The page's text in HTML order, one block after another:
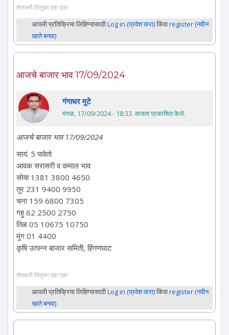
शेतकरी तितुका एक एक!
आपली प्रतिक्रिया लिहिण्यासाठीLog in (प्रवेश करा)किंवाregister (नवीन
खाते बनवा)
आजचे बाजार भाव 17/09/2024
गंगाधर मुटे
मंगळ, 17/09/2024 - 18:33. वाजता प्रकाशित केले.
आजचे बाजार भाव 17/09/2024
सायं. 5 पावेतो
आवक सरासरी व कमाल भाव
सोया 1381 3800 4650
तुर 231 9400 9950
चना 159 6800 7305
गहु 62 2500 2750
तिळ 05 10675 10750
मुंग 01 4400
कृषि उत्पन्न बाजार समिती, हिंगणघाट
शेतकरी तितुका एक एक!
आपली प्रतिक्रिया लिहिण्यासाठीLog in (प्रवेश करा)किंवाregister (नवीन
खाते बनवा)